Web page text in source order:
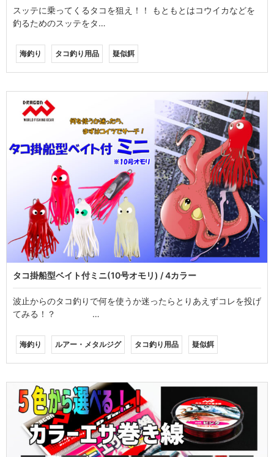
スッテに乗ってくるタコを狙え！！ もともとはコウイカなどを
釣るためのスッテをタ…
海釣り タコ釣り用品 疑似餌
タコ掛船型ベイト付ミニ(10号オモリ) / 4カラー
波止からのタコ釣りで何を使うか迷ったらとりあえずコレを投げ
てみる！？ …
海釣り ルアー・メタルジグ タコ釣り用品 疑似餌